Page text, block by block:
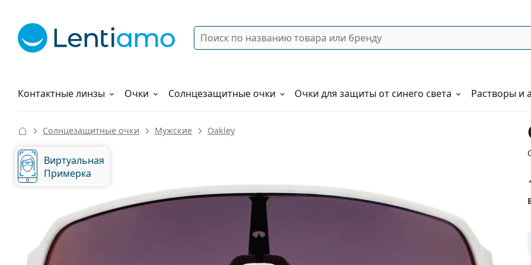
Поиск
Контактные линзы
Растворы Очки Солнцезащитные очки Очки для защиты от синего света Растворы и
Как заказать
Солнцезащитные очки Мужские Oakley
Виртуальная
Примерка